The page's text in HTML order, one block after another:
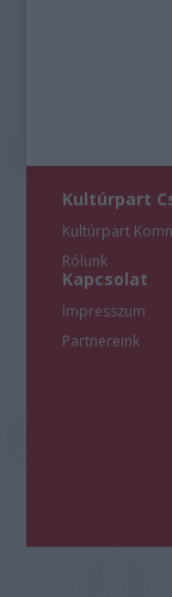
Kultúrpart
Kultúrpart
Rólunk
Kapcsolat
Impresszum
Partnereink